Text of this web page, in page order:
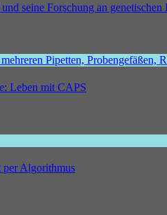
seine Forschung an genetischen
Leben mit CAPS
per Algorithmus